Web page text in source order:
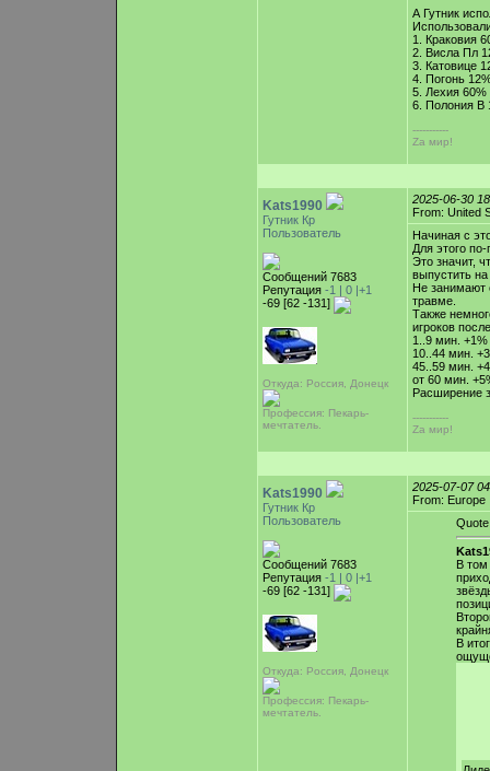
А Гутник
1. Краковия
2. Висла Пл
3. Катовице
4. Погонь
5. Лехия 60%
6. Полония В
-----------
Zа мир!
Kats1990
Гутник Кр
Пользователь
Сообщений 7683
Репутация -1 | 0 |+1
-69 [62 -131]
Откуда: Россия, Донецк
Профессия: Пекарь-
мечтатель.
2025-06-30
From: United
Начиная с
Для этого
Это значит,
выпустить
Не занимают
травме.
Также
игроков
1..9 мин. +1%
10..44 мин.
45..59 мин.
от 60 мин.
Расширение
-----------
Zа мир!
Kats1990
Гутник Кр
Пользователь
Сообщений 7683
Репутация -1 | 0 |+1
-69 [62 -131]
Откуда: Россия, Донецк
Профессия: Пекарь-
мечтатель.
2025-07-07
From: Europe
Quote
В том
В